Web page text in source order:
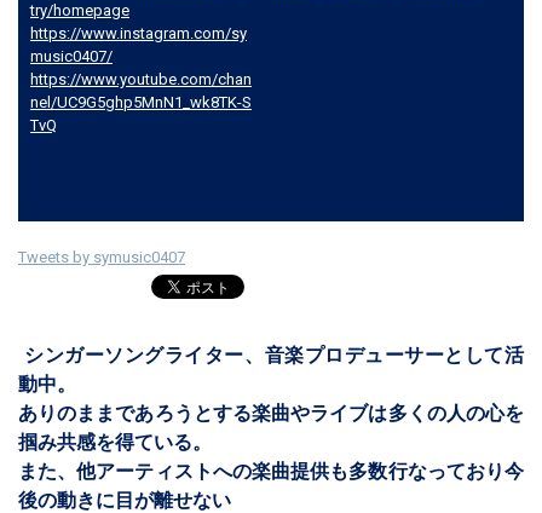
try/homepage
https://www.instagram.com/sy
music0407/
https://www.youtube.com/chan
nel/UC9G5ghp5MnN1_wk8TK-S
TvQ
Tweets by symusic0407
シンガーソングライター、音楽プロデューサーとして活
動中。
ありのままであろうとする楽曲やライブは多くの人の心を
掴み共感を得ている。
また、他アーティストへの楽曲提供も多数行なっており今
後の動きに目が離せない